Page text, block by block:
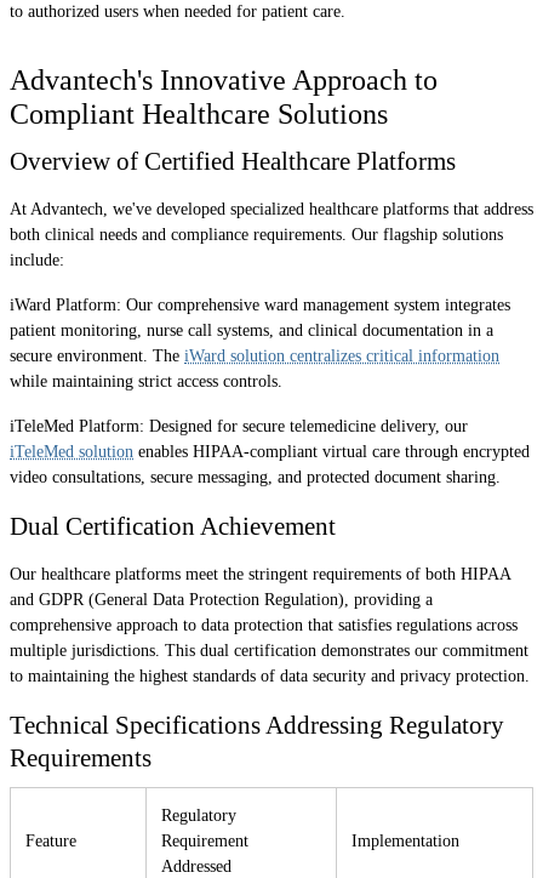
to authorized users when needed for patient care.
Advantech's Innovative Approach to
Compliant Healthcare Solutions
Overview of Certified Healthcare Platforms
At Advantech, we've developed specialized healthcare platforms that address
both clinical needs and compliance requirements. Our flagship solutions
include:
iWard Platform: Our comprehensive ward management system integrates
patient monitoring, nurse call systems, and clinical documentation in a
secure environment. The iWard solution centralizes critical information
while maintaining strict access controls.
iTeleMed Platform: Designed for secure telemedicine delivery, our
iTeleMed solution enables HIPAA-compliant virtual care through encrypted
video consultations, secure messaging, and protected document sharing.
Dual Certification Achievement
Our healthcare platforms meet the stringent requirements of both HIPAA
and GDPR (General Data Protection Regulation), providing a
comprehensive approach to data protection that satisfies regulations across
multiple jurisdictions. This dual certification demonstrates our commitment
to maintaining the highest standards of data security and privacy protection.
Technical Specifications Addressing Regulatory
Requirements
Feature
Regulatory
Requirement
Addressed
Implementation